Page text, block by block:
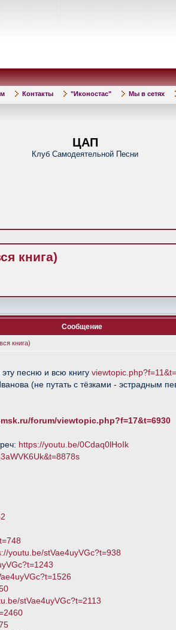
Контакты "Иконостас" Мы в сетях
ЦАП
Клуб Самодеятельной Песни
книга)
Сообщение
книга)
песню и всю книгу
(не путать с тёзками - эстрадным
forum/viewtopic.php?f=17&t=6930
https://youtu.be/0Cdaq0lHoIk
youtu.be/stVae4uyVGc?t=938
stVae4uyVGc?t=2113